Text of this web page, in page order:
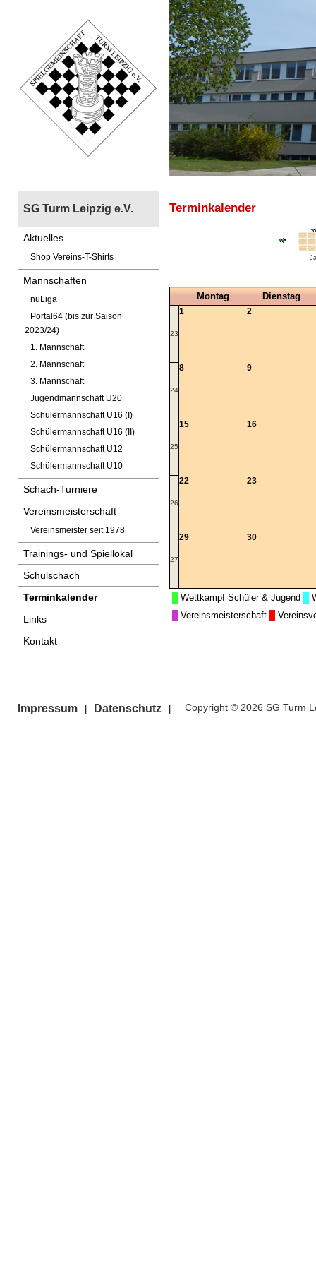
SG Turm Leipzig e.V.
Aktuelles
Shop Vereins-T-Shirts
Mannschaften
nuLiga
Portal64 (bis zur Saison
2023/24)
1. Mannschaft
2. Mannschaft
3. Mannschaft
Jugendmannschaft U20
Schülermannschaft U16 (I)
Schülermannschaft U16 (II)
Schülermannschaft U12
Schülermannschaft U10
Schach-Turniere
Vereinsmeisterschaft
Vereinsmeister seit 1978
Trainings- und Spiellokal
Schulschach
Terminkalender
Links
Kontakt
Terminkalender
Montag Dienstag
23
1 2
24
8 9
25
15 16
26
22 23
27
29 30
Wettkampf Schüler & Jugend
Vereinsmeisterschaft
Impressum Datenschutz Copyright © 2026 SG Turm